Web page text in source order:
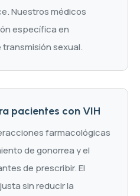
Nuestros médicos
específica en
sexual.
pacientes con VIH
farmacológicas
de gonorrea y el
de prescribir. El
sin reducir la